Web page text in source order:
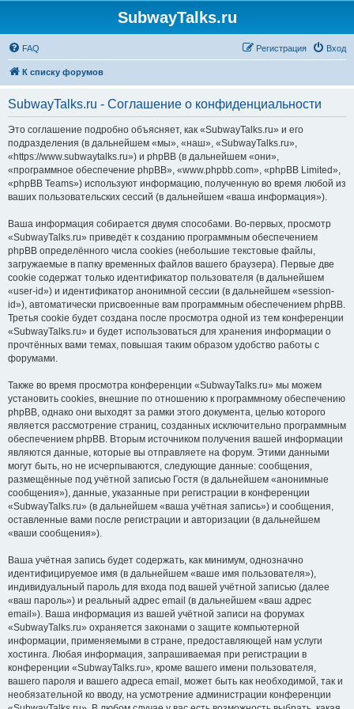
SubwayTalks.ru
FAQ Вход
Регистрация
К списку форумов
SubwayTalks.ru - Соглашение о конфиденциальности
Это соглашение подробно объясняет, как «SubwayTalks.ru» и его
подразделения (в дальнейшем «мы», «наш», «SubwayTalks.ru»,
«https://www.subwaytalks.ru») и phpBB (в дальнейшем «они»,
«программное обеспечение phpBB», «www.phpbb.com», «phpBB Limited»,
«phpBB Teams») используют информацию, полученную во время любой из
ваших пользовательских сессий (в дальнейшем «ваша информация»).
Ваша информация собирается двумя способами. Во-первых, просмотр
«SubwayTalks.ru» приведёт к созданию программным обеспечением
phpBB определённого числа cookies (небольшие текстовые файлы,
загружаемые в папку временных файлов вашего браузера). Первые две
cookie содержат только идентификатор пользователя (в дальнейшем
«user-id») и идентификатор анонимной сессии (в дальнейшем «session-
id»), автоматически присвоенные вам программным обеспечением phpBB.
Третья cookie будет создана после просмотра одной из тем конференции
«SubwayTalks.ru» и будет использоваться для хранения информации о
прочтённых вами темах, повышая таким образом удобство работы с
форумами.
Также во время просмотра конференции «SubwayTalks.ru» мы можем
установить cookies, внешние по отношению к программному обеспечению
phpBB, однако они выходят за рамки этого документа, целью которого
является рассмотрение страниц, созданных исключительно программным
обеспечением phpBB. Вторым источником получения вашей информации
являются данные, которые вы отправляете на форум. Этими данными
могут быть, но не исчерпываются, следующие данные: сообщения,
размещённые под учётной записью Гостя (в дальнейшем «анонимные
сообщения»), данные, указанные при регистрации в конференции
«SubwayTalks.ru» (в дальнейшем «ваша учётная запись») и сообщения,
оставленные вами после регистрации и авторизации (в дальнейшем
«ваши сообщения»).
Ваша учётная запись будет содержать, как минимум, однозначно
идентифицируемое имя (в дальнейшем «ваше имя пользователя»),
индивидуальный пароль для входа под вашей учётной записью (далее
«ваш пароль») и реальный адрес email (в дальнейшем «ваш адрес
email»). Ваша информация из вашей учётной записи на форумах
«SubwayTalks.ru» охраняется законами о защите компьютерной
информации, применяемыми в стране, предоставляющей нам услуги
хостинга. Любая информация, запрашиваемая при регистрации в
конференции «SubwayTalks.ru», кроме вашего имени пользователя,
вашего пароля и вашего адреса email, может быть как необходимой, так и
необязательной ко вводу, на усмотрение администрации конференции